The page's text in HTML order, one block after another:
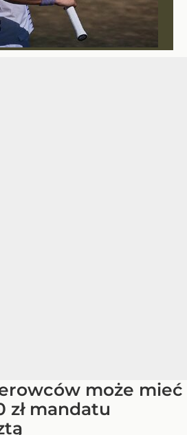
może mieć
zł mandatu